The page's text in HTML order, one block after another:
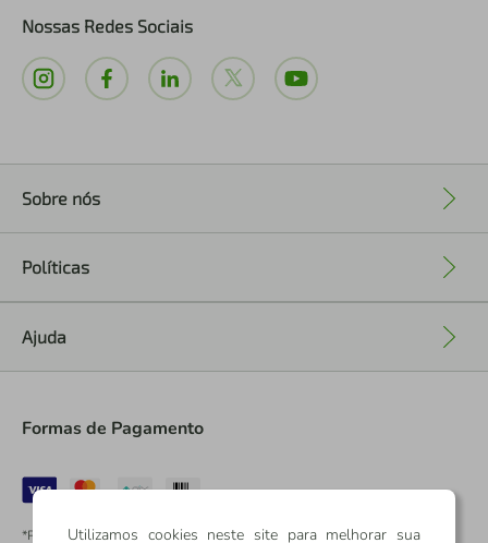
Nossas Redes Sociais
Sobre nós
Políticas
Ajuda
Formas de Pagamento
*Pontos dos Cartões Sicredi
Utilizamos cookies neste site para melhorar sua